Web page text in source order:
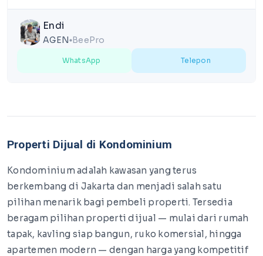
Endi
AGEN lens BeePro
WhatsApp Telepon
Properti Dijual di Kondominium
Kondominium adalah kawasan yang terus
berkembang di Jakarta dan menjadi salah satu
pilihan menarik bagi pembeli properti. Tersedia
beragam pilihan properti dijual — mulai dari rumah
tapak, kavling siap bangun, ruko komersial, hingga
apartemen modern — dengan harga yang kompetitif